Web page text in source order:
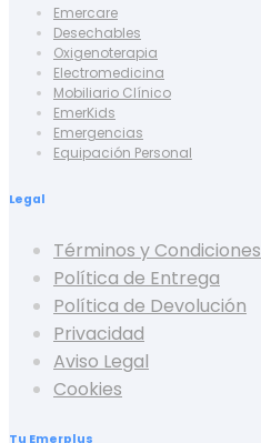
Emercare
Desechables
Oxigenoterapia
Electromedicina
Mobiliario Clínico
EmerKids
Emergencias
Equipación Personal
Legal
Términos y Condiciones
Política de Entrega
Política de Devolución
Privacidad
Aviso Legal
Cookies
Tu Emerplus